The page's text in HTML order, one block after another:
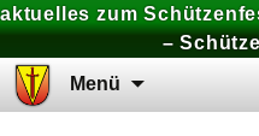
aktuelles zum
–
Menü